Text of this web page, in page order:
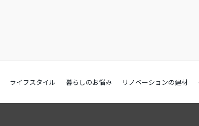
ライフスタイル 暮らしのお悩み リノベーションの建材